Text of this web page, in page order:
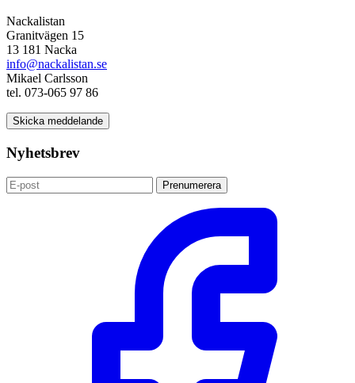
Nackalistan
Granitvägen 15
13 181 Nacka
info@nackalistan.se
Mikael Carlsson
tel. 073-065 97 86
Skicka meddelande
Nyhetsbrev
Prenumerera